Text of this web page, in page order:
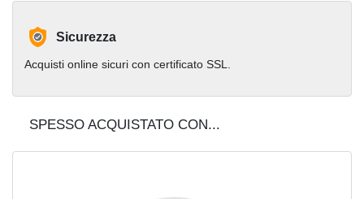
Sicurezza
Acquisti online sicuri con certificato SSL.
SPESSO ACQUISTATO CON...